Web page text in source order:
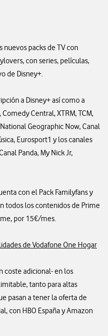
nuevos packs de TV con
con series, películas,
de Disney+.
a Disney+ así como a
Comedy Central, XTRM, TCM,
Geographic Now, Canal
Eurosport1 y los canales
Panda, My Nick Jr,
con el Pack Familyfans y
todos los contenidos de Prime
por 15€/mes.
de Vodafone One Hogar
coste adicional- en los
tanto para altas
pasan a tener la oferta de
con HBO España y Amazon